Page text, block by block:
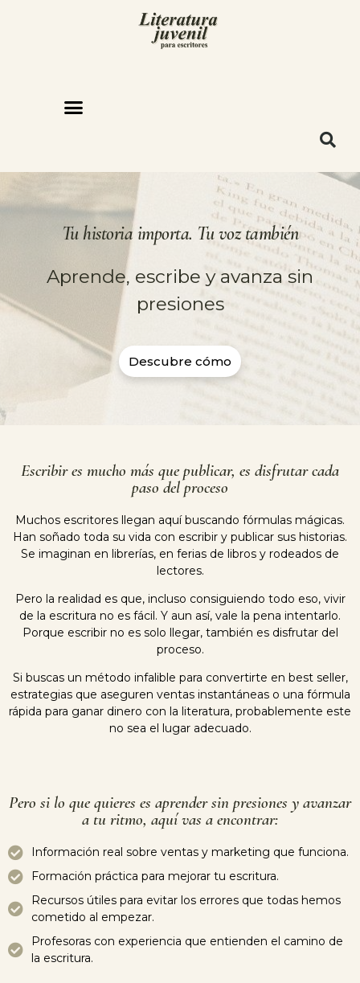
Tu historia importa. Tu voz también
Aprende, escribe y avanza sin
presiones
Descubre cómo
Escribir es mucho más que publicar, es disfrutar cada
paso del proceso
Muchos escritores llegan aquí buscando fórmulas mágicas.
Han soñado toda su vida con escribir y publicar sus historias.
Se imaginan en librerías, en ferias de libros y rodeados de
lectores.
Pero la realidad es que, incluso consiguiendo todo eso, vivir
de la escritura no es fácil. Y aun así, vale la pena intentarlo.
Porque escribir no es solo llegar, también es disfrutar del
proceso.
Si buscas un método infalible para convertirte en best seller,
estrategias que aseguren ventas instantáneas o una fórmula
rápida para ganar dinero con la literatura, probablemente este
no sea el lugar adecuado.
Pero si lo que quieres es aprender sin presiones y avanzar
a tu ritmo, aquí vas a encontrar:
Información real sobre ventas y marketing que funciona.
Formación práctica para mejorar tu escritura.
Recursos útiles para evitar los errores que todas hemos
cometido al empezar.
Profesoras con experiencia que entienden el camino de
la escritura.